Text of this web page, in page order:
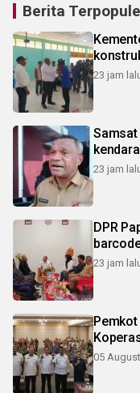
Berita
23 jam
Samsat
23 jam
DPR
23 jam
05